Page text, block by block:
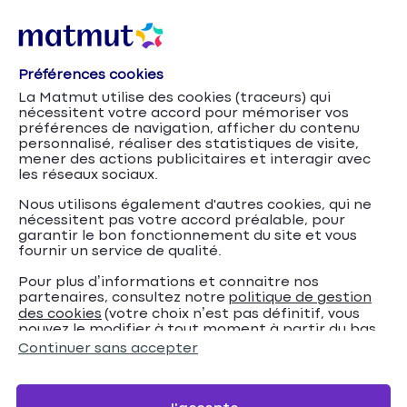
Accueil Assurance NVEI Conseils
Comment
entretenir et réviser son vélo ?
Comment entretenir et
Préférences cookies
La Matmut utilise des cookies (traceurs) qui
nécessitent votre accord pour mémoriser vos
préférences de navigation, afficher du contenu
personnalisé, réaliser des statistiques de visite,
mener des actions publicitaires et interagir avec
les réseaux sociaux.
Nous utilisons également d'autres cookies, qui ne
nécessitent pas votre accord préalable, pour
garantir le bon fonctionnement du site et vous
fournir un service de qualité.
Pour plus d’informations et connaitre nos
partenaires, consultez notre politique de gestion
des cookies (votre choix n’est pas définitif, vous
pouvez le modifier à tout moment à partir du bas
de page de notre site).
Continuer sans accepter